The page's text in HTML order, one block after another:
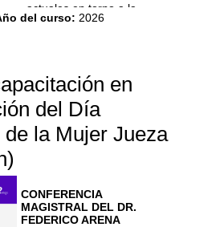
actuales en torno a la
18 hs: 2° panel: políticas
institucionales de igualdad
de género en los sistemas
de administración de
del curso: 2026
en
del Día
la Mujer Jueza
CONFERENCIA
MAGISTRAL DEL DR.
FEDERICO ARENA